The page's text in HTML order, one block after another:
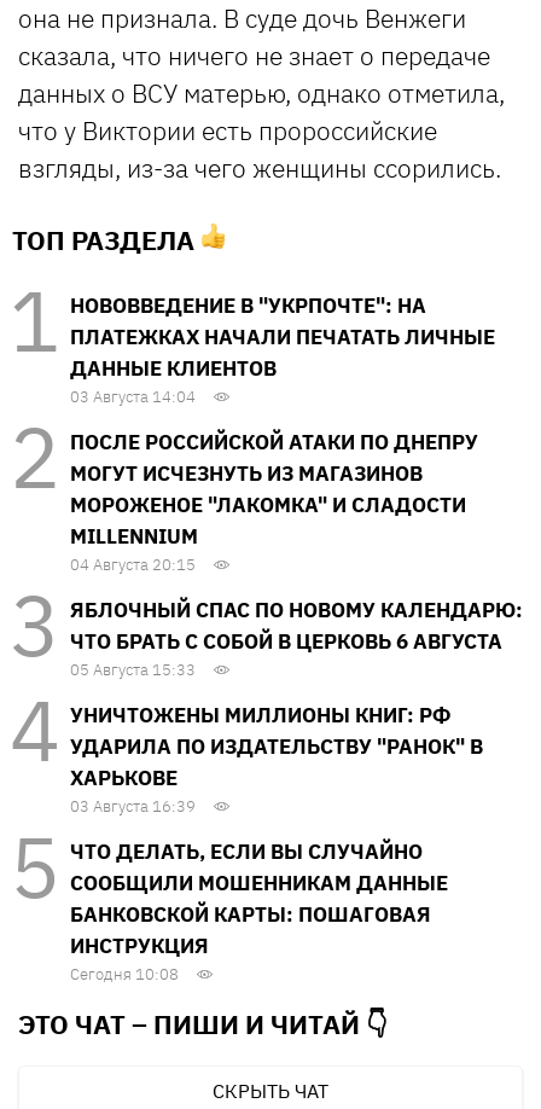
она не признала. В суде дочь Венжеги
сказала, что ничего не знает о передаче
данных о ВСУ матерью, однако отметила,
что у Виктории есть пророссийские
взгляды, из-за чего женщины ссорились.
ТОП РАЗДЕЛА
НОВОВВЕДЕНИЕ В "УКРПОЧТЕ": НА
ПЛАТЕЖКАХ НАЧАЛИ ПЕЧАТАТЬ ЛИЧНЫЕ
ДАННЫЕ КЛИЕНТОВ
03 Августа 14:04
ПОСЛЕ РОССИЙСКОЙ АТАКИ ПО ДНЕПРУ
МОГУТ ИСЧЕЗНУТЬ ИЗ МАГАЗИНОВ
МОРОЖЕНОЕ "ЛАКОМКА" И СЛАДОСТИ
MILLENNIUM
04 Августа 20:15
ЯБЛОЧНЫЙ СПАС ПО НОВОМУ КАЛЕНДАРЮ:
ЧТО БРАТЬ С СОБОЙ В ЦЕРКОВЬ 6 АВГУСТА
05 Августа 15:33
УНИЧТОЖЕНЫ МИЛЛИОНЫ КНИГ: РФ
УДАРИЛА ПО ИЗДАТЕЛЬСТВУ "РАНОК" В
ХАРЬКОВЕ
03 Августа 16:39
ЧТО ДЕЛАТЬ, ЕСЛИ ВЫ СЛУЧАЙНО
СООБЩИЛИ МОШЕННИКАМ ДАННЫЕ
БАНКОВСКОЙ КАРТЫ: ПОШАГОВАЯ
ИНСТРУКЦИЯ
Сегодня 10:08
ЭТО ЧАТ – ПИШИ И ЧИТАЙ 👇
СКРЫТЬ ЧАТ